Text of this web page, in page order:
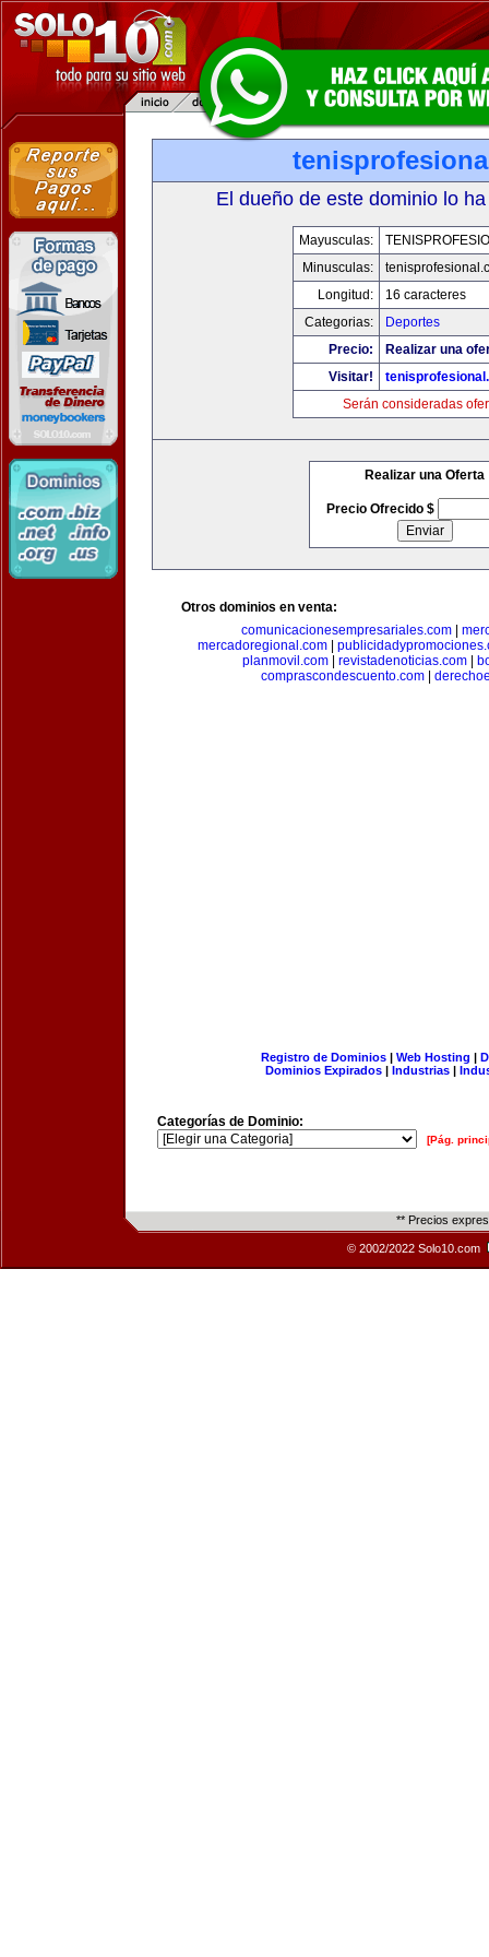
El dueño de este dominio lo
Mayusculas:
Minusculas:
Longitud:
16 caracteres
Categorias:
Deportes
Precio:
Realizar una
Visitar!
Serán consideradas
Realizar una Oferta
Precio Ofrecido $
Otros dominios en venta:
comunicacionesempresariales.com
mercadoregional.com
planmovil.com| revistadenoticias.com|
comprascondescuento.com|
Registro de Dominios| Web Hosting |
Dominios Expirados | Industrias |
Categorías de Dominio:
[Pág.
** Precios
© 2002/2022 Solo10.com